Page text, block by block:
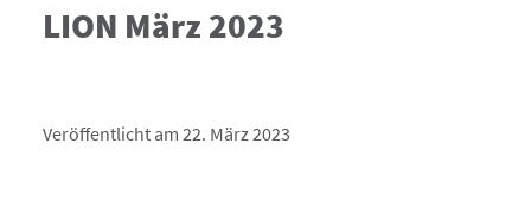
LION März 2023
Veröffentlicht am 22. März 2023